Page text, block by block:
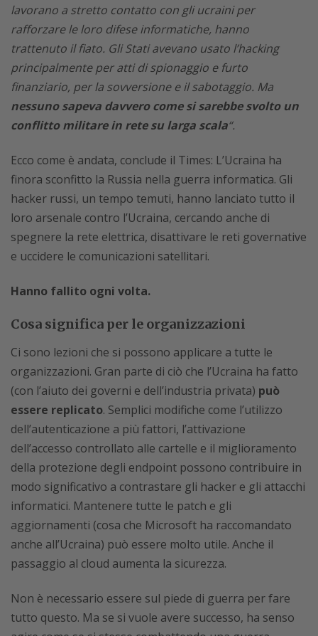
lavorano a stretto contatto con gli ucraini per
rafforzare le loro difese informatiche, hanno
trattenuto il fiato. Gli Stati avevano usato l’hacking
principalmente per atti di spionaggio e furto
finanziario, per la sovversione e il sabotaggio. Ma
nessuno sapeva davvero come si sarebbe svolto un
conflitto militare in rete su larga scala“.
Ecco come è andata, conclude il Times: L’Ucraina ha
finora sconfitto la Russia nella guerra informatica. Gli
hacker russi, un tempo temuti, hanno lanciato tutto il
loro arsenale contro l’Ucraina, cercando anche di
spegnere la rete elettrica, disattivare le reti governative
e uccidere le comunicazioni satellitari.
Hanno fallito ogni volta.
Cosa significa per le organizzazioni
Ci sono lezioni che si possono applicare a tutte le
organizzazioni. Gran parte di ciò che l’Ucraina ha fatto
(con l’aiuto dei governi e dell’industria privata) può
essere replicato. Semplici modifiche come l’utilizzo
dell’autenticazione a più fattori, l’attivazione
dell’accesso controllato alle cartelle e il miglioramento
della protezione degli endpoint possono contribuire in
modo significativo a contrastare gli hacker e gli attacchi
informatici. Mantenere tutte le patch e gli
aggiornamenti (cosa che Microsoft ha raccomandato
anche all’Ucraina) può essere molto utile. Anche il
passaggio al cloud aumenta la sicurezza.
Non è necessario essere sul piede di guerra per fare
tutto questo. Ma se si vuole avere successo, ha senso